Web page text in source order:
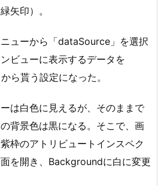
矢印）。
ューから「dataSource」を選択
ビューに表示するデータを
ら貰う設定になった。
は白色に見えるが、そのままで
背景色は黒になる。そこで、画
枠のアトリビュートインスペク
を開き、Backgroundに白に変更